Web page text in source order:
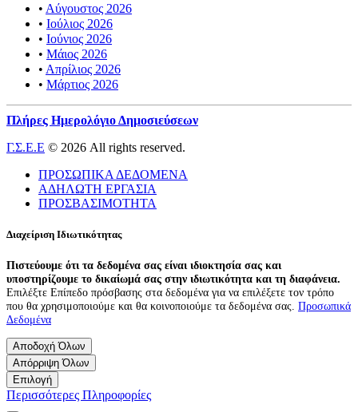
• Αύγουστος 2026
• Ιούλιος 2026
• Ιούνιος 2026
• Μάιος 2026
• Απρίλιος 2026
• Μάρτιος 2026
Πλήρες Ημερολόγιο Δημοσιεύσεων
Γ.Σ.Ε.Ε © 2026 All rights reserved.
ΠΡΟΣΩΠΙΚΑ ΔΕΔΟΜΕΝΑ
ΑΔΗΛΩΤΗ ΕΡΓΑΣΙΑ
ΠΡΟΣΒΑΣΙΜΟΤΗΤΑ
Διαχείριση Ιδιωτικότητας
Πιστεύουμε ότι τα δεδομένα σας είναι ιδιοκτησία σας και
υποστηρίζουμε το δικαίωμά σας στην ιδιωτικότητα και τη διαφάνεια.
Επιλέξτε Επίπεδο πρόσβασης στα δεδομένα για να επιλέξετε τον τρόπο
που θα χρησιμοποιούμε και θα κοινοποιούμε τα δεδομένα σας. Προσωπικά
Δεδομένα
Αποδοχή Όλων
Απόρριψη Όλων
Επιλογή
Περισσότερες Πληροφορίες